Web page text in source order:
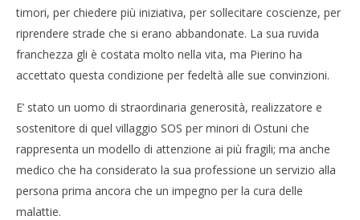
timori, per chiedere più iniziativa, per sollecitare coscienze, per
riprendere strade che si erano abbandonate. La sua ruvida
franchezza gli è costata molto nella vita, ma Pierino ha
accettato questa condizione per fedeltà alle sue convinzioni.
E’ stato un uomo di straordinaria generosità, realizzatore e
sostenitore di quel villaggio SOS per minori di Ostuni che
rappresenta un modello di attenzione ai più fragili; ma anche
medico che ha considerato la sua professione un servizio alla
persona prima ancora che un impegno per la cura delle
malattie.